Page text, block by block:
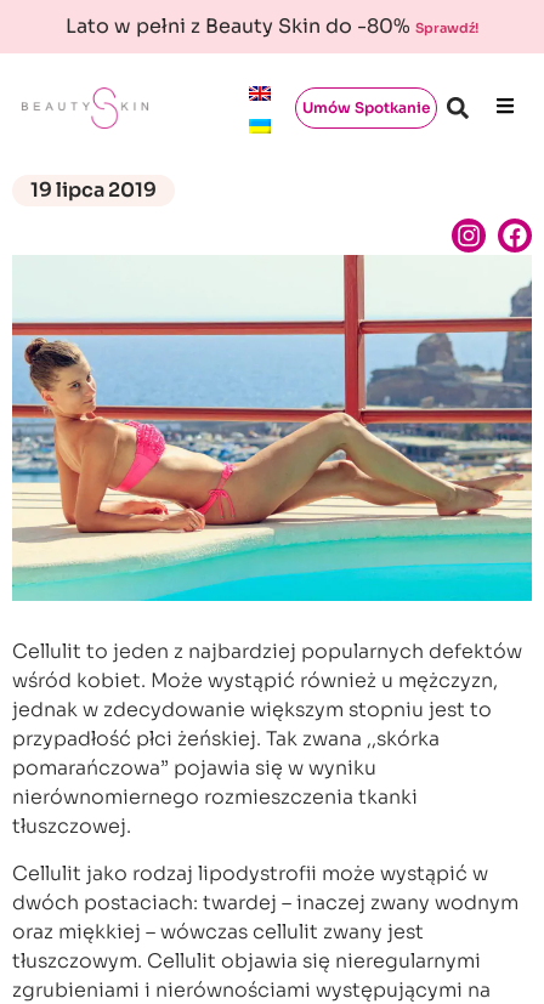
Lato w pełni z Beauty Skin do -80% Sprawdź!
Umów Spotkanie
19 lipca 2019
Cellulit to jeden z najbardziej popularnych defektów
wśród kobiet. Może wystąpić również u mężczyzn,
jednak w zdecydowanie większym stopniu jest to
przypadłość płci żeńskiej. Tak zwana ,,skórka
pomarańczowa” pojawia się w wyniku
nierównomiernego rozmieszczenia tkanki
tłuszczowej.
Cellulit jako rodzaj lipodystrofii może wystąpić w
dwóch postaciach: twardej – inaczej zwany wodnym
oraz miękkiej – wówczas cellulit zwany jest
tłuszczowym. Cellulit objawia się nieregularnymi
zgrubieniami i nierównościami występującymi na